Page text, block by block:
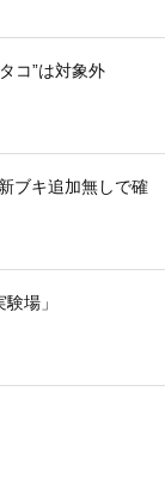
コ”は対象外
ブキ追加無しで確
場」